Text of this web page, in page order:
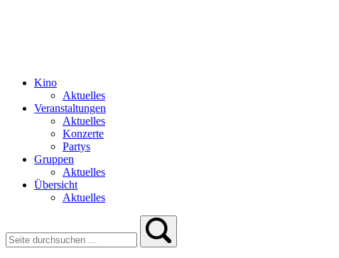
Kino
Aktuelles
Veranstaltungen
Aktuelles
Konzerte
Partys
Gruppen
Aktuelles
Übersicht
Aktuelles